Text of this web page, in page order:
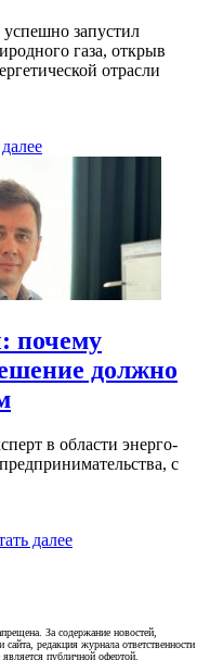
запустил
газа, открыв
отрасли
почему
должно
в области энерго-
с
далее
За содержание новостей,
редакция журнала ответственности
публичной офертой.